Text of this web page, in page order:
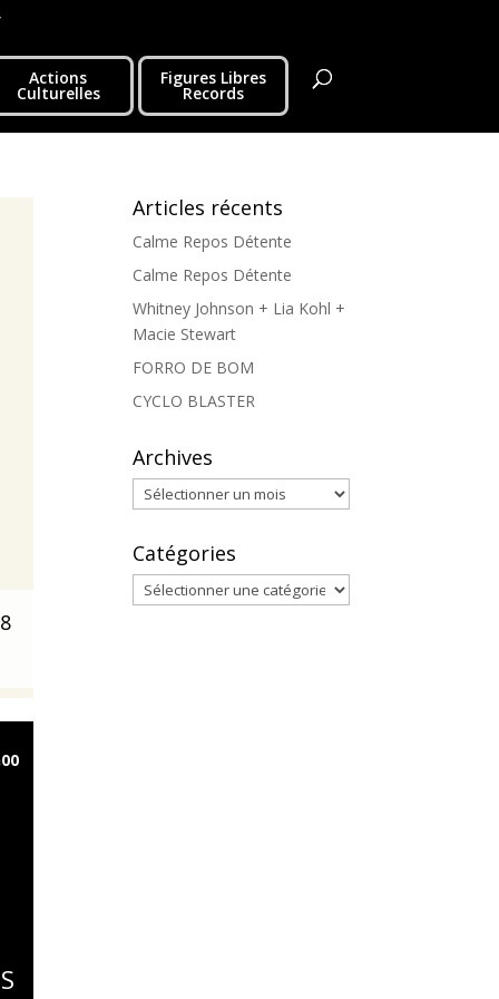
Actions
Culturelles
Figures Libres
Records
Articles récents
Calme Repos Détente
Calme Repos Détente
Whitney Johnson + Lia Kohl +
Macie Stewart
FORRO DE BOM
CYCLO BLASTER
Archives
Archives
Catégories
Catégories